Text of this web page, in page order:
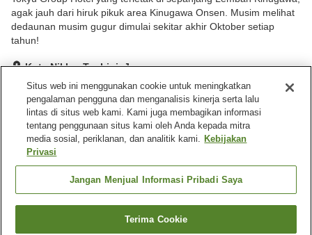
agak jauh dari hiruk pikuk area Kinugawa Onsen. Musim melihat
dedaunan musim gugur dimulai sekitar akhir Oktober setiap
tahun!
Kota Nikko, Tochigi, Jepang
Lihat di peta
Hebat Ulasan:336
Fasilitas properti
Tempat parkir
Mandi jet
Spa / Salon kecantikan
Cari kamar
Situs web ini menggunakan cookie untuk meningkatkan
pengalaman pengguna dan menganalisis kinerja serta lalu
lintas di situs web kami. Kami juga membagikan informasi
tentang penggunaan situs kami oleh Anda kepada mitra
media sosial, periklanan, dan analitik kami. Kebijakan
Privasi
Jangan Menjual Informasi Pribadi Saya
Terima Cookie